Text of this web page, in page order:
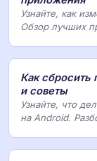
Узнайте, как
Обзор лучших
Как сбросить
и советы
Узнайте, что
на Android.